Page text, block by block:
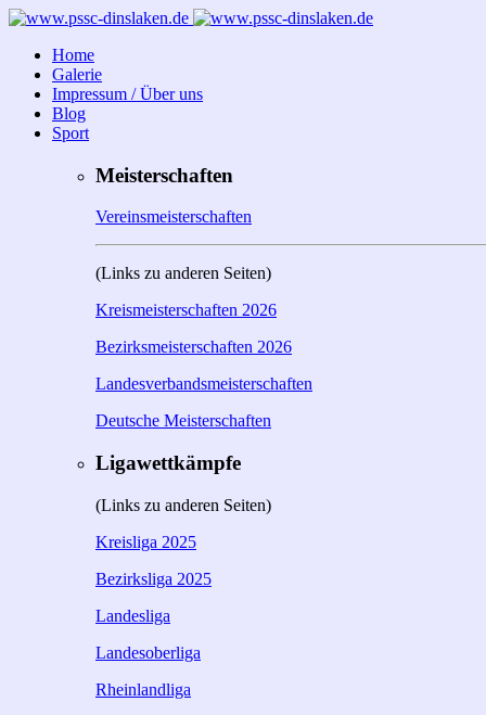
Home
Galerie
Impressum / Über uns
Blog
Sport
Meisterschaften
Vereinsmeisterschaften
(Links zu anderen Seiten)
Kreismeisterschaften 2026
Bezirksmeisterschaften 2026
Landesverbandsmeisterschaften
Deutsche Meisterschaften
Ligawettkämpfe
(Links zu anderen Seiten)
Kreisliga 2025
Bezirksliga 2025
Landesliga
Landesoberliga
Rheinlandliga